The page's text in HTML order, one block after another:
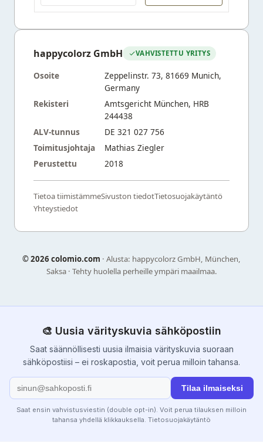
happycolorz GmbH VAHVISTETTU YRITYS
Osoite
Zeppelinstr. 73, 81669 Munich,
Germany
Rekisteri
Amtsgericht München, HRB
244438
ALV-tunnus
DE 321 027 756
Toimitusjohtaja
Mathias Ziegler
Perustettu
2018
Tietoa tiimistämmeSivuston tiedotTietosuojakäytäntö
Yhteystiedot
©2026 colomio.com · Alusta: happycolorz GmbH, München,
Saksa · Tehty huolella perheille ympäri maailmaa.
🎨 Uusia värityskuvia sähköpostiin
Saat säännöllisesti uusia ilmaisia värityskuvia suoraan
sähköpostiisi – ei roskapostia, voit perua milloin tahansa.
Tilaa ilmaiseksi
Saat ensin vahvistusviestin (double opt-in). Voit perua tilauksen milloin
tahansa yhdellä klikkauksella. Tietosuojakäytäntö